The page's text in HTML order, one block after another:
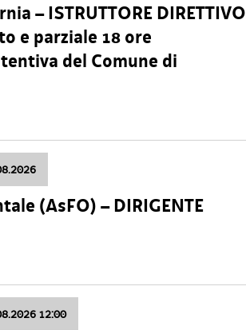
– ISTRUTTORE DIRETTIVO
e parziale 18 ore
del Comune di
(AsFO) – DIRIGENTE
12:00